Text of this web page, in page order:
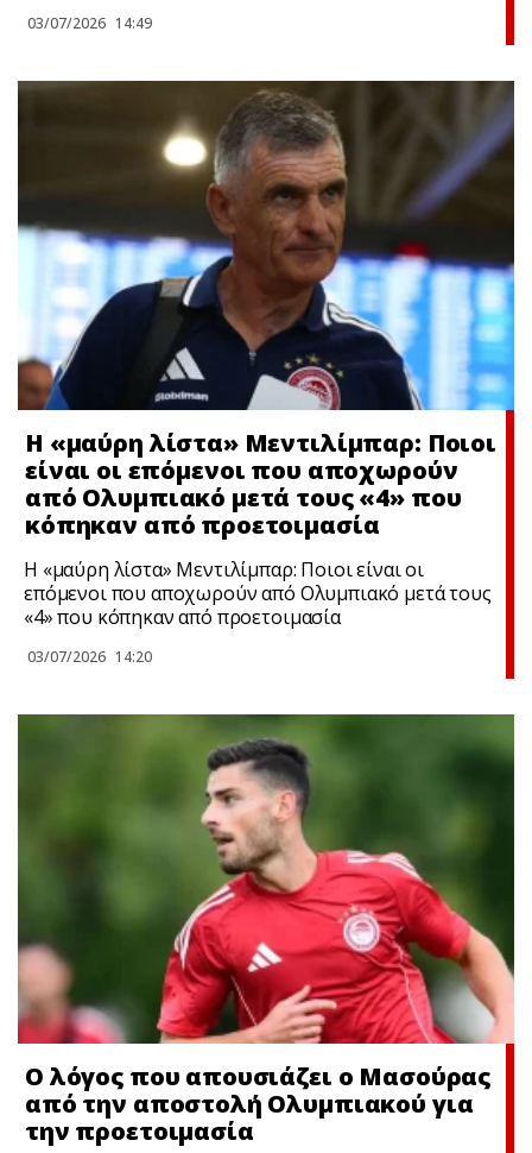
03/07/2026 14:49
Η «μαύρη λίστα» Μεντιλίμπαρ: Ποιοι
είναι οι επόμενοι που αποχωρούν
από Ολυμπιακό μετά τους «4» που
κόπηκαν από προετοιμασία
Η «μαύρη λίστα» Μεντιλίμπαρ: Ποιοι είναι οι
επόμενοι που αποχωρούν από Ολυμπιακό μετά τους
«4» που κόπηκαν από προετοιμασία
03/07/2026 14:20
Ο λόγος που απουσιάζει ο Μασούρας
από την αποστολή Ολυμπιακού για
την προετοιμασία